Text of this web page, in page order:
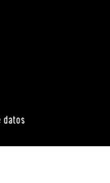
datos